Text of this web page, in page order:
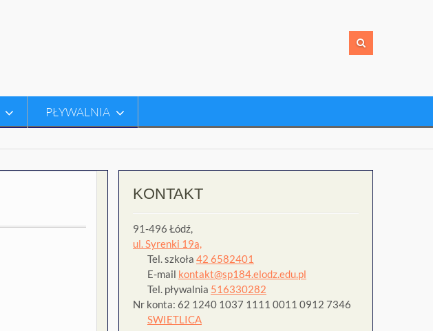
PŁYWALNIA
KONTAKT
91-496 Łódź,
ul. Syrenki 19a,
Tel. szkoła 42 6582401
E-mail kontakt@sp184.elodz.edu.pl
Tel. pływalnia 516330282
Nr konta: 62 1240 1037 1111 0011 0912 7346
SWIETLICA